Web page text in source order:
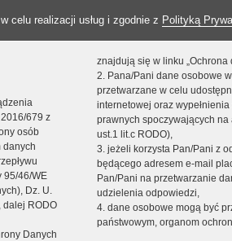
celu realizacji usług i zgodnie z Polityką
679 z
osób
danych
95/46/WE
Dz. U.
dalej RODO
Danych
znajdują się w linku „Ochrona
2. Pana/Pani dane osobowe
przetwarzane w celu
internetowej oraz
prawnych spoczywających na
ust.1 lit.c RODO),
3. jeżeli korzysta Pan/Pani z
będącego adresem e-mail
Pan/Pani na przetwarzanie
udzielenia odpowiedzi,
4. dane osobowe mogą być
państwowym, organom